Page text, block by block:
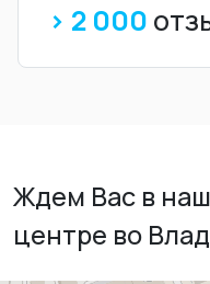
> 2 000
Ждем Вас в
центре во